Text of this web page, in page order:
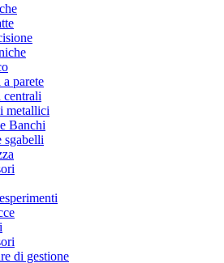
parete
centrali
metallici
Banchi
sgabelli
di gestione